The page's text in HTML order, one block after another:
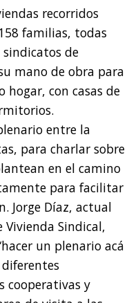
recorridos
familias, todas
de
mano de obra para
hogar, con casas de
entre la
para charlar sobre
en el camino
para facilitar
Jorge Díaz, actual
Sindical,
un plenario acá
cooperativas y